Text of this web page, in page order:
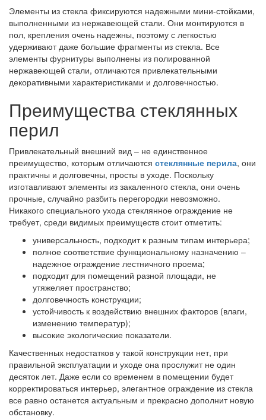
Элементы из стекла фиксируются надежными мини-стойками,
выполненными из нержавеющей стали. Они монтируются в
пол, крепления очень надежны, поэтому с легкостью
удерживают даже большие фрагменты из стекла. Все
элементы фурнитуры выполнены из полированной
нержавеющей стали, отличаются привлекательными
декоративными характеристиками и долговечностью.
Преимущества стеклянных
перил
Привлекательный внешний вид – не единственное
преимущество, которым отличаются стеклянные перила, они
практичны и долговечны, просты в уходе. Поскольку
изготавливают элементы из закаленного стекла, они очень
прочные, случайно разбить перегородки невозможно.
Никакого специального ухода стеклянное ограждение не
требует, среди видимых преимуществ стоит отметить:
универсальность, подходит к разным типам интерьера;
полное соответствие функциональному назначению –
надежное ограждение лестничного проема;
подходит для помещений разной площади, не
утяжеляет пространство;
долговечность конструкции;
устойчивость к воздействию внешних факторов (влаги,
изменению температур);
высокие экологические показатели.
Качественных недостатков у такой конструкции нет, при
правильной эксплуатации и уходе она прослужит не один
десяток лет. Даже если со временем в помещении будет
корректироваться интерьер, элегантное ограждение из стекла
все равно останется актуальным и прекрасно дополнит новую
обстановку.